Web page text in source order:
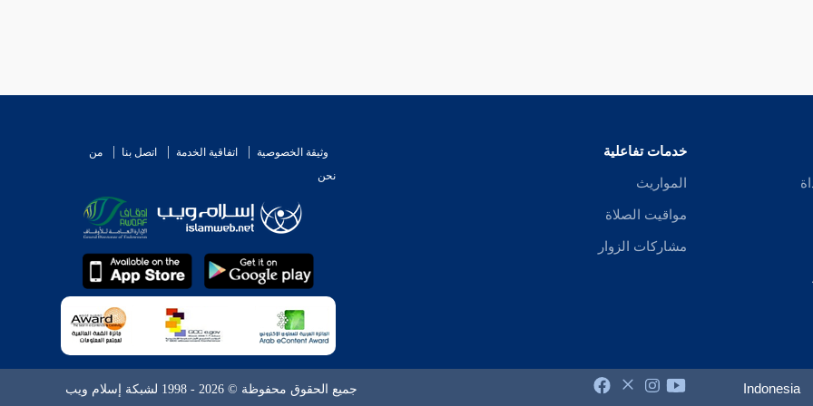
خدمات تفاعلية
المواريث
مواقيت الصلاة
مشاركات الزوار
وثيقة الخصوصية اتفاقية الخدمة اتصل بنا
من
نحن
Indonesia جميع الحقوق محفوظة © 2026 - 1998 لشبكة إسلام ويب